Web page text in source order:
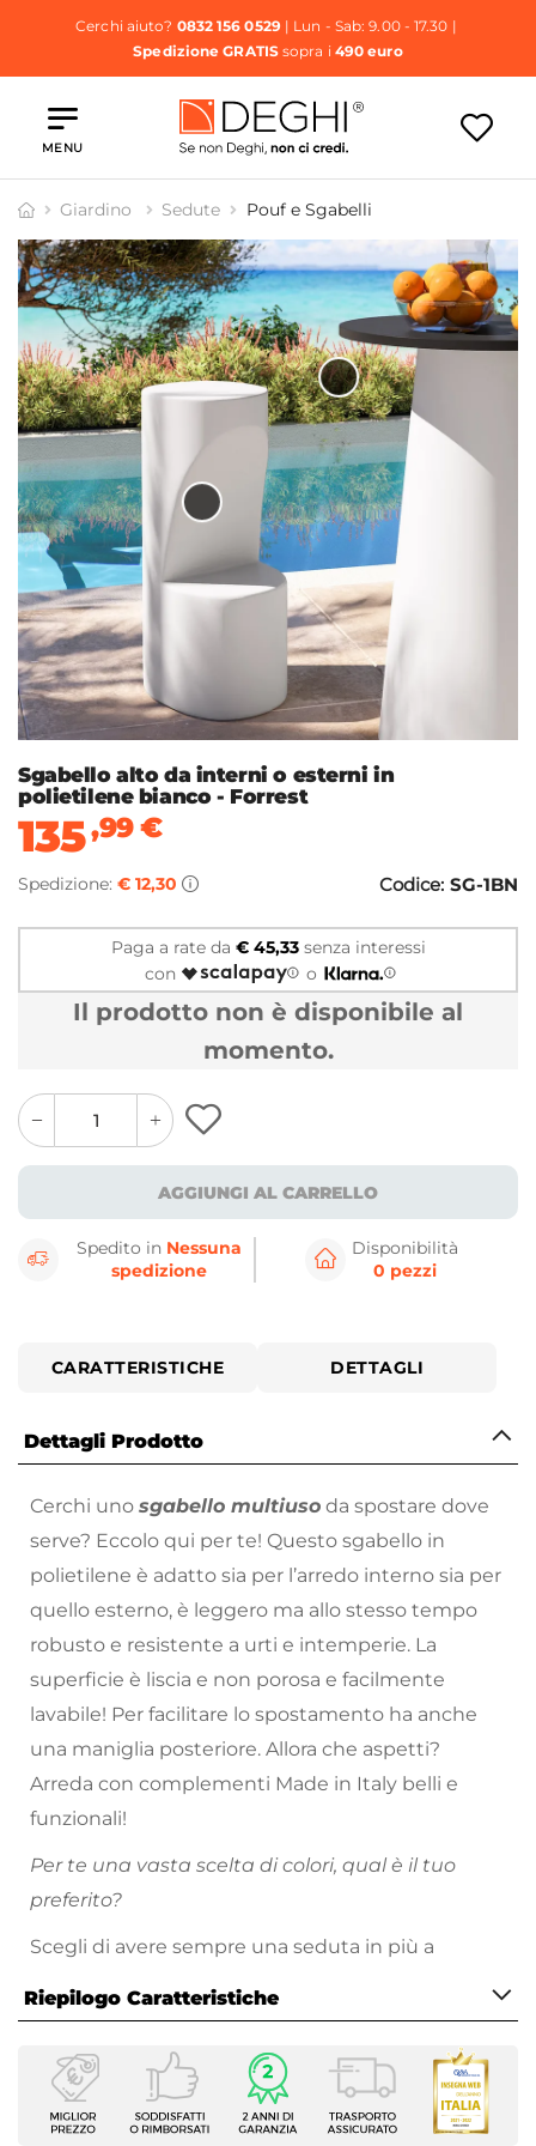
Cerchi aiuto? 0832 156 0529| Lun - Sab: 9.00 - 17.30 |
Spedizione GRATISsopra i 490 euro
MENU
Giardino Sedute Pouf e Sgabelli
Sgabello alto da interni o esterni in
polietilene bianco - Forrest
135,99€
Spedizione: € 12,30 Codice: SG-1BN
Paga a rate da € 45,33senza interessi
con
o
Il prodotto non è disponibile al
momento.
quantity
button
quantity
minus
button
AGGIUNGI AL CARRELLO
Spedito in Nessuna
spedizione
Disponibilità
0 pezzi
CARATTERISTICHE DETTAGLI
Dettagli Prodotto
Cerchi uno sgabello multiuso da spostare dove
serve? Eccolo qui per te! Questo sgabello in
polietilene è adatto sia per l’arredo interno sia per
quello esterno, è leggero ma allo stesso tempo
robusto e resistente a urti e intemperie. La
superficie è liscia e non porosa e facilmente
lavabile! Per facilitare lo spostamento ha anche
una maniglia posteriore. Allora che aspetti?
Arreda con complementi Made in Italy belli e
funzionali!
Per te una vasta scelta di colori, qual è il tuo
preferito?
Scegli di avere sempre una seduta in più a
momento per le chiacchiere vicino al tavolo o a
bordo piscina in giardino.
Riepilogo Caratteristiche
Caratteristiche
Tipologia
Sgabello